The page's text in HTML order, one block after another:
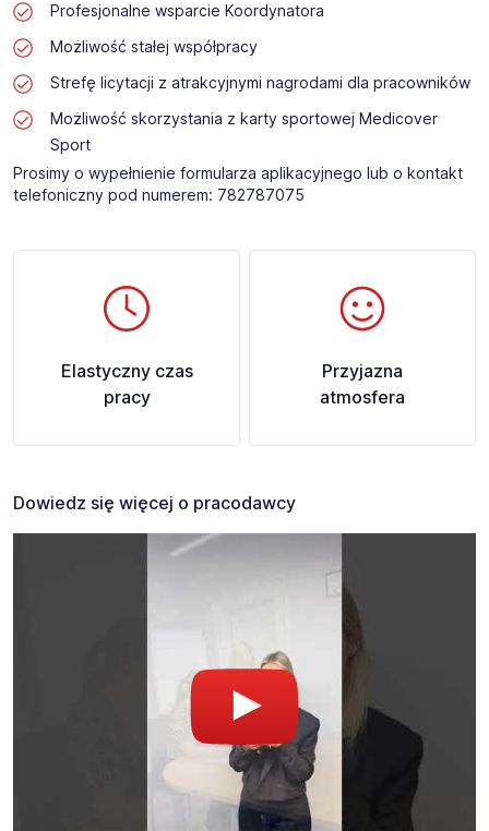
Profesjonalne wsparcie Koordynatora
Możliwość stałej współpracy
Strefę licytacji z atrakcyjnymi nagrodami dla pracowników
Możliwość skorzystania z karty sportowej Medicover
Sport
Prosimy o wypełnienie formularza aplikacyjnego lub o kontakt
telefoniczny pod numerem: 782787075​
Elastyczny czas
pracy
Przyjazna
atmosfera
Dowiedz się więcej o pracodawcy